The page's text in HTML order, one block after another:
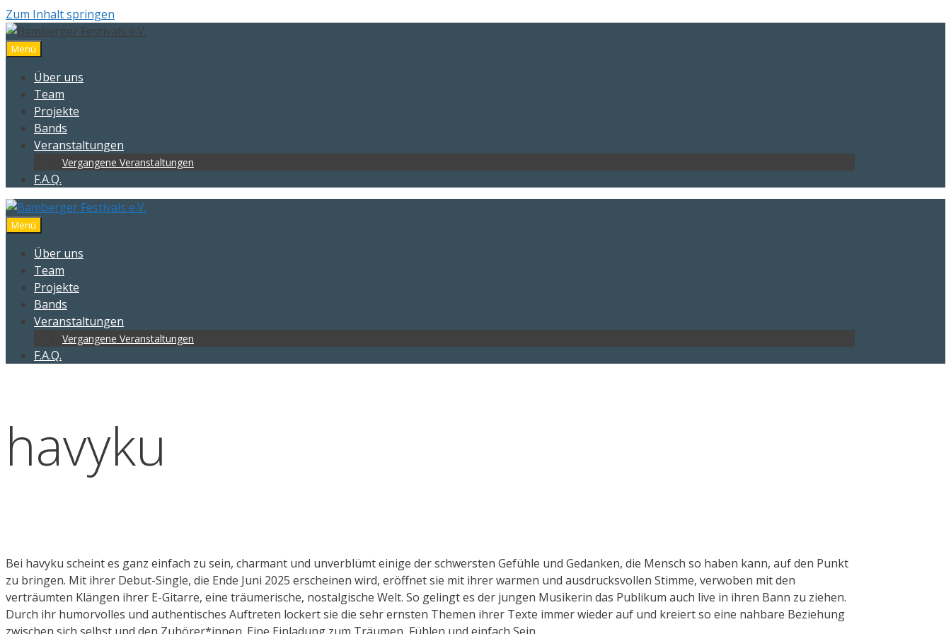
Zum Inhalt springen
Menü
Über uns
Team
Projekte
Bands
Veranstaltungen
Vergangene Veranstaltungen
F.A.Q.
Menü
Über uns
Team
Projekte
Bands
Veranstaltungen
Vergangene Veranstaltungen
F.A.Q.
havyku
Bei havyku scheint es ganz einfach zu sein, charmant und unverblümt einige der schwersten Gefühle und Gedanken, die Mensch so haben kann, auf den Punkt
zu bringen. Mit ihrer Debut-Single, die Ende Juni 2025 erscheinen wird, eröffnet sie mit ihrer warmen und ausdrucksvollen Stimme, verwoben mit den
verträumten Klängen ihrer E-Gitarre, eine träumerische, nostalgische Welt. So gelingt es der jungen Musikerin das Publikum auch live in ihren Bann zu ziehen.
Durch ihr humorvolles und authentisches Auftreten lockert sie die sehr ernsten Themen ihrer Texte immer wieder auf und kreiert so eine nahbare Beziehung